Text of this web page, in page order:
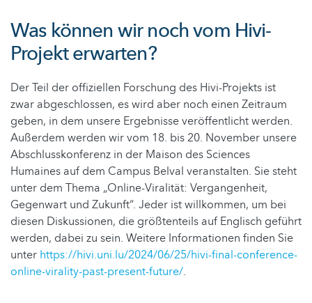
Was können wir noch vom Hivi-
Projekt erwarten?
Der Teil der offiziellen Forschung des Hivi-Projekts ist
zwar abgeschlossen, es wird aber noch einen Zeitraum
geben, in dem unsere Ergebnisse veröffentlicht werden.
Außerdem werden wir vom 18. bis 20. November unsere
Abschlusskonferenz in der Maison des Sciences
Humaines auf dem Campus Belval veranstalten. Sie steht
unter dem Thema „Online-Viralität: Vergangenheit,
Gegenwart und Zukunft“. Jeder ist willkommen, um bei
diesen Diskussionen, die größtenteils auf Englisch geführt
werden, dabei zu sein. Weitere Informationen finden Sie
unter https://hivi.uni.lu/2024/06/25/hivi-final-conference-
online-virality-past-present-future/.